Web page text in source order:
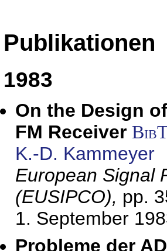
Publikationen
1983
On the Design
FM Receiver
K.-D. Kammeyer
European Signal
(EUSIPCO), pp.
1. September
Probleme der